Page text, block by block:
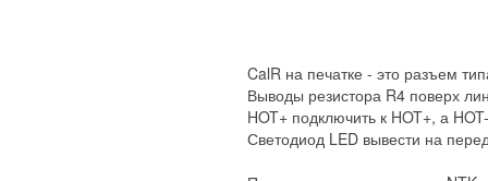
CalR на печатке - это разъем
Выводы резистора R4 поверх
HOT+ подключить к HOT+, а
Светодиод LED вывести на